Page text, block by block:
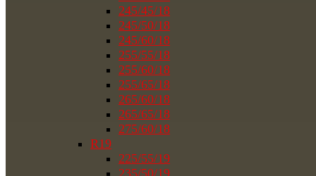
245/45/18
245/50/18
245/60/18
255/55/18
255/60/18
255/65/18
265/60/18
265/65/18
275/60/18
R19
225/55/19
235/50/19